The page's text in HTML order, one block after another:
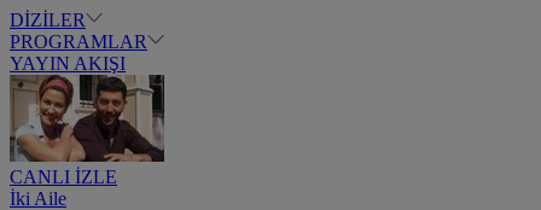
DİZİLER
PROGRAMLAR
YAYIN AKIŞI
CANLI İZLE
İki Aile